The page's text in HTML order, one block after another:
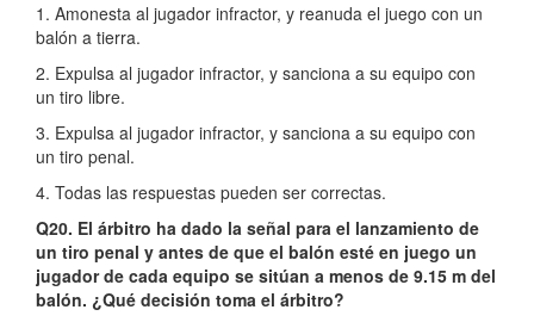
1. Amonesta al jugador infractor, y reanuda el juego con un
balón a tierra.
2. Expulsa al jugador infractor, y sanciona a su equipo con
un tiro libre.
3. Expulsa al jugador infractor, y sanciona a su equipo con
un tiro penal.
4. Todas las respuestas pueden ser correctas.
Q20. El árbitro ha dado la señal para el lanzamiento de
un tiro penal y antes de que el balón esté en juego un
jugador de cada equipo se sitúan a menos de 9.15 m del
balón. ¿Qué decisión toma el árbitro?